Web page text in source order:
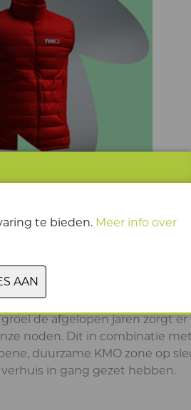
NIEUW PAND EN
gloednieuwe gebouw
de afgelopen jaren zorgt
noden. Dit in combinatie
duurzame KMO zone op
in gang gezet hebben.
te bieden. Meer info over